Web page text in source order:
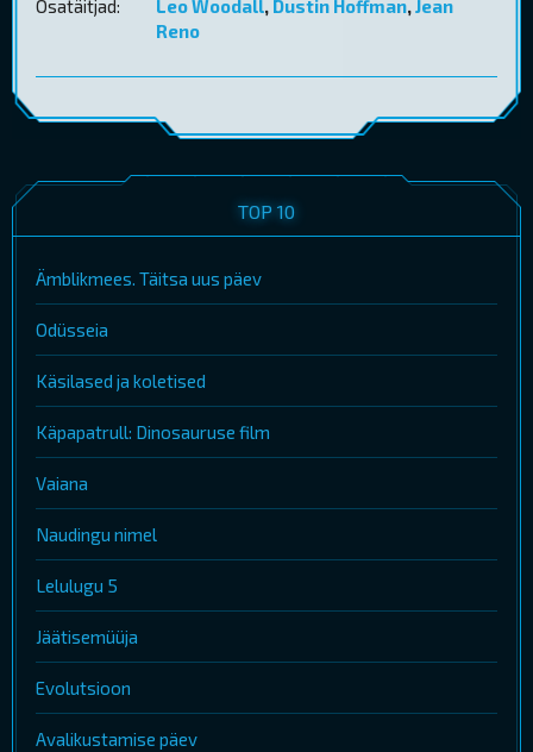
Osatäitjad:
Leo Woodall, Dustin Hoffman,Jean
Reno
TOP 10
Ämblikmees. Täitsa uus päev
Odüsseia
Käsilased ja koletised
Käpapatrull: Dinosauruse film
Vaiana
Naudingu nimel
Lelulugu 5
Jäätisemüüja
Evolutsioon
Avalikustamise päev